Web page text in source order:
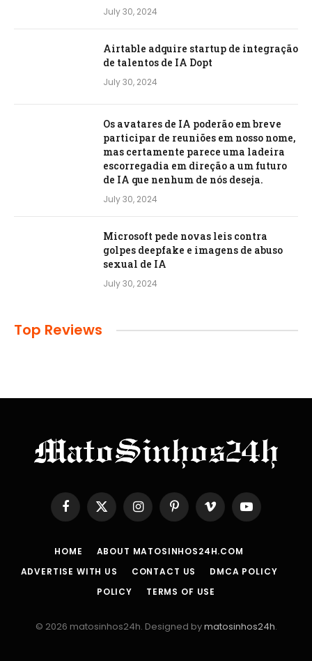
July 30, 2024
Airtable adquire startup de integração
de talentos de IA Dopt
July 30, 2024
Os avatares de IA poderão em breve
participar de reuniões em nosso nome,
mas certamente parece uma ladeira
escorregadia em direção a um futuro
de IA que nenhum de nós deseja.
July 30, 2024
Microsoft pede novas leis contra
golpes deepfake e imagens de abuso
sexual de IA
July 30, 2024
Top Reviews
Facebook
X
(Twitter)
InstagramPinterestVimeo YouTube
HOME
ABOUT MATOSINHOS24H.COM
ADVERTISE WITH US
CONTACT US
DMCA POLICY
POLICY
TERMS OF USE
© 2026 matosinhos24h. Designed bymatosinhos24h.